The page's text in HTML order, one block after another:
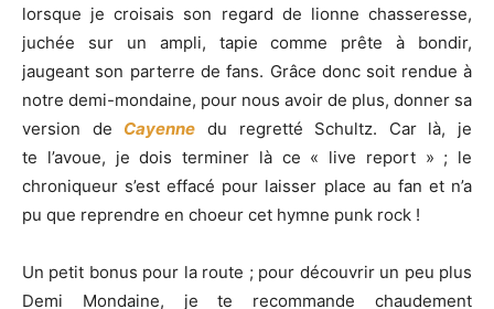
lorsque je croisais son regard de lionne chasseresse,
juchée sur un ampli, tapie comme prête à bondir,
jaugeant son parterre de fans. Grâce donc soit rendue à
notre demi-mondaine, pour nous avoir de plus, donner sa
version de Cayenne du regretté Schultz. Car là, je
te l’avoue, je dois terminer là ce « live report » ; le
chroniqueur s’est effacé pour laisser place au fan et n’a
pu que reprendre en choeur cet hymne punk rock !
Un petit bonus pour la route ; pour découvrir un peu plus
Demi Mondaine, je te recommande chaudement